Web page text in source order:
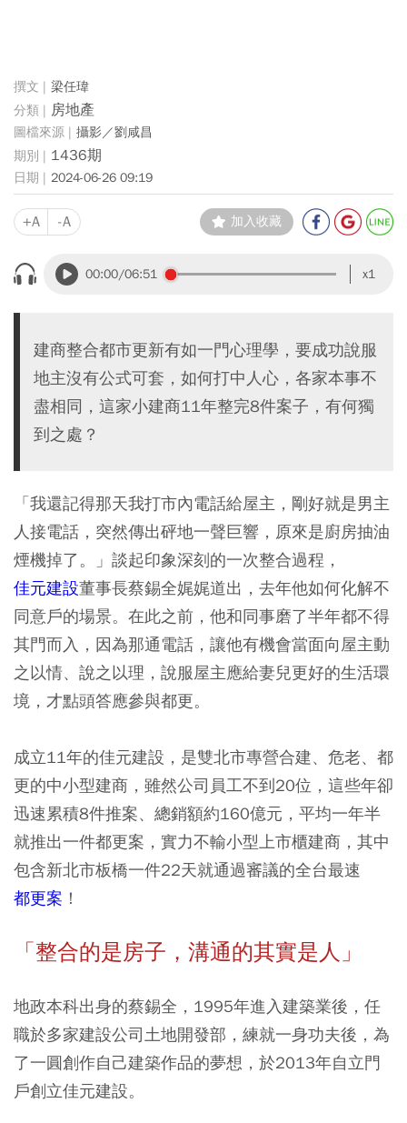
梁任瑋
房地產
攝影／劉咸昌
1436期
2024-06-26 09:19
+A -A 加入收藏
00:00/06:51 x1
建商整合都市更新有如一門心理學，要成功說服
地主沒有公式可套，如何打中人心，各家本事不
盡相同，這家小建商11年整完8件案子，有何獨
到之處？
「我還記得那天我打市內電話給屋主，剛好就是男主
人接電話，突然傳出砰地一聲巨響，原來是廚房抽油
煙機掉了。」談起印象深刻的一次整合過程，
佳元建設董事長蔡錫全娓娓道出，去年他如何化解不
同意戶的場景。在此之前，他和同事磨了半年都不得
其門而入，因為那通電話，讓他有機會當面向屋主動
之以情、說之以理，說服屋主應給妻兒更好的生活環
境，才點頭答應參與都更。
成立11年的佳元建設，是雙北市專營合建、危老、都
更的中小型建商，雖然公司員工不到20位，這些年卻
迅速累積8件推案、總銷額約160億元，平均一年半
就推出一件都更案，實力不輸小型上市櫃建商，其中
包含新北市板橋一件22天就通過審議的全台最速
都更案 ！
「整合的是房子，溝通的其實是人」
地政本科出身的蔡錫全，1995年進入建築業後，任
職於多家建設公司土地開發部，練就一身功夫後，為
了一圓創作自己建築作品的夢想，於2013年自立門
戶創立佳元建設。